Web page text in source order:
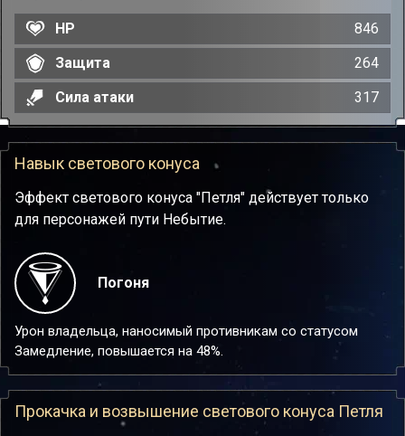
HP
846
Защита
264
Сила атаки
317
Навык светового конуса
Эффект светового конуса "Петля" действует только
для персонажей пути Небытие.
Погоня
Урон владельца, наносимый противникам со статусом
Замедление, повышается на 48%.
Прокачка и возвышение светового конуса Петля